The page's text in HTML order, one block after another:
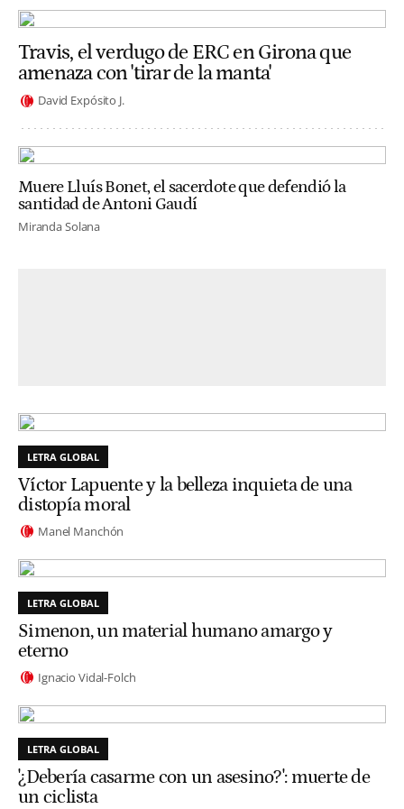
Travis, el verdugo de ERC en Girona que
amenaza con 'tirar de la manta'
David Expósito J.
Muere Lluís Bonet, el sacerdote que defendió la
santidad de Antoni Gaudí
Miranda Solana
LETRA GLOBAL
Víctor Lapuente y la belleza inquieta de una
distopía moral
Manel Manchón
LETRA GLOBAL
Simenon, un material humano amargo y
eterno
Ignacio Vidal-Folch
LETRA GLOBAL
'¿Debería casarme con un asesino?': muerte de
un ciclista